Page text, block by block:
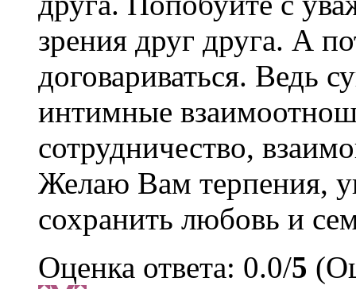
зрения друг друга. А
договариваться. Ведь
интимные
сотрудничество,
Желаю Вам терпения,
сохранить любовь и
Оценка ответа: 0.0/5